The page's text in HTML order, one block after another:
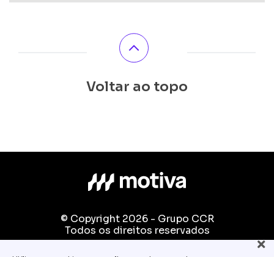
Voltar ao topo
© Copyright 2026 - Grupo CCR
Todos os direitos reservados